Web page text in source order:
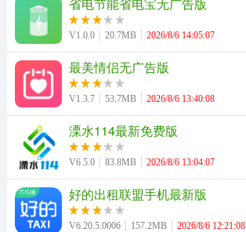
V1.0.0 20.7MB 2026/8/6 14:05:07
最美情侣无广告版
V1.3.7 53.7MB 2026/8/6 13:40:08
溧水114最新免费版
V6.5.0 83.8MB 2026/8/6 13:04:07
好的出租联盟手机最新版
V6.20.5.0006 157.2MB 2026/8/6 12:21:08